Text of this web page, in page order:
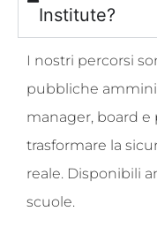
Institute?
I nostri percorsi
pubbliche
manager, board e
trasformare la
reale. Disponibili
scuole.